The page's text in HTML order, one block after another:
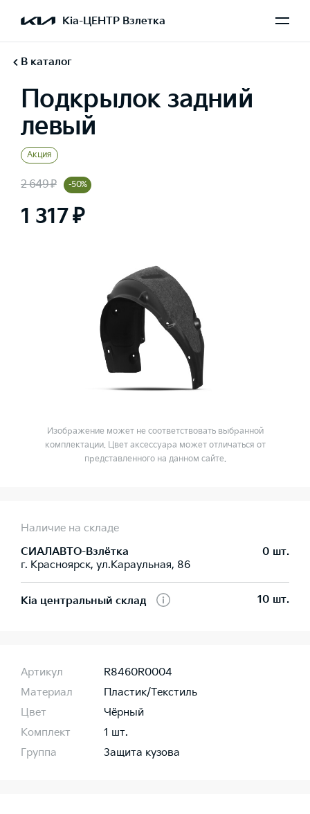
Kia-ЦЕНТР Взлетка
В каталог
Подкрылок задний
левый
Акция
2 649 ₽ -50%
1 317 ₽
Изображение может не соответствовать выбранной
комплектации. Цвет аксессуара может отличаться от
представленного на данном сайте.
Наличие на складе
СИАЛАВТО-Взлётка
г. Красноярск, ул.Караульная, 86
0 шт.
Kia центральный склад 10 шт.
Артикул
R8460R0004
Материал
Пластик/Текстиль
Цвет
Чёрный
Комплект
1 шт.
Группа
Защита кузова